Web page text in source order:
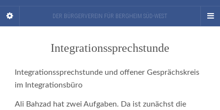
DER BÜRGERVEREIN FÜR BERGHEIM SÜD-WEST
Integrationssprechstunde
Integrationssprechstunde und offener Gesprächskreis
im Integrationsbüro
Ali Bahzad hat zwei Aufgaben. Da ist zunächst die